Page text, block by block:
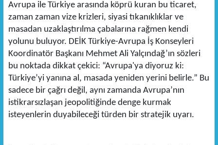
Avrupa ile Türkiye arasında köprü kuran bu ticaret,
zaman zaman vize krizleri, siyasi tıkanıklıklar ve
masadan uzaklaştırılma çabalarına rağmen kendi
yolunu buluyor. DEİK Türkiye-Avrupa İş Konseyleri
Koordinatör Başkanı Mehmet Ali Yalçındağ’ın sözleri
bu noktada dikkat çekici: “Avrupa'ya diyoruz ki:
Türkiye’yi yanına al, masada yeniden yerini belirle.” Bu
sadece bir çağrı değil, aynı zamanda Avrupa’nın
istikrarsızlaşan jeopolitiğinde denge kurmak
isteyenlerin duyabileceği türden bir stratejik uyarı.